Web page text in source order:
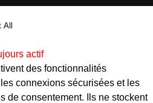
All
actif
des fonctionnalités
connexions sécurisées et les
de consentement. Ils ne stockent